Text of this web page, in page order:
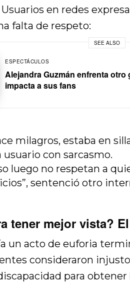
en redes
falta de respeto:
SEE ALSO
ESPECTÁCULOS
Alejandra Guzmán enfrenta
impacta a sus fans
milagros, estaba en
con sarcasmo.
luego no respetan a
sentenció otro
tener mejor vista?
un acto de euforia
consideraron
para